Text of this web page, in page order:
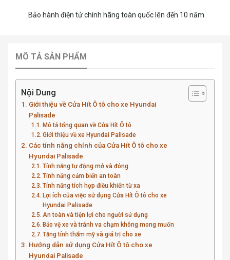
Bảo hành điện tử chính hãng toàn quốc lên đến 10 năm.
MÔ TẢ SẢN PHẨM
Nội Dung
Giới thiệu về Cửa Hít Ô tô cho xe Hyundai
Palisade
Mô tả tổng quan về Cửa Hít Ô tô
Giới thiệu về xe Hyundai Palisade
Các tính năng chính của Cửa Hít Ô tô cho xe
Hyundai Palisade
Tính năng tự động mở và đóng
Tính năng cảm biến an toàn
Tính năng tích hợp điều khiển từ xa
Lợi ích của việc sử dụng Cửa Hít Ô tô cho xe
Hyundai Palisade
An toàn và tiện lợi cho người sử dụng
Bảo vệ xe và tránh va chạm không mong muốn
Tăng tính thẩm mỹ và giá trị cho xe
Hướng dẫn sử dụng Cửa Hít Ô tô cho xe
Hyundai Palisade